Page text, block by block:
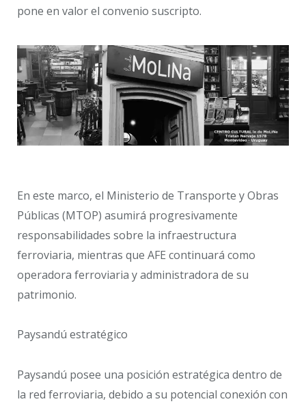
pone en valor el convenio suscripto.
En este marco, el Ministerio de Transporte y Obras
Públicas (MTOP) asumirá progresivamente
responsabilidades sobre la infraestructura
ferroviaria, mientras que AFE continuará como
operadora ferroviaria y administradora de su
patrimonio.
Paysandú estratégico
Paysandú posee una posición estratégica dentro de
la red ferroviaria, debido a su potencial conexión con